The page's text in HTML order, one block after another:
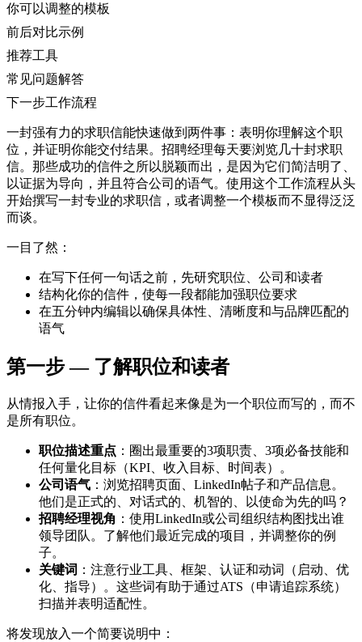
你可以调整的模板
前后对比示例
推荐工具
常见问题解答
下一步工作流程
一封强有力的求职信能快速做到两件事：表明你理解这个职
位，并证明你能交付结果。招聘经理每天要浏览几十封求职
信。那些成功的信件之所以脱颖而出，是因为它们简洁明了、
以证据为导向，并且符合公司的语气。使用这个工作流程从头
开始撰写一封专业的求职信，或者调整一个模板而不显得泛泛
而谈。
一目了然：
在写下任何一句话之前，先研究职位、公司和读者
结构化你的信件，使每一段都能加强职位要求
在五分钟内编辑以确保具体性、清晰度和与品牌匹配的
语气
第一步 — 了解职位和读者
从情报入手，让你的信件看起来像是为一个职位而写的，而不
是所有职位。
职位描述重点 ：圈出最重要的3项职责、3项必备技能和
任何量化目标（KPI、收入目标、时间表）。
公司语气 ：浏览招聘页面、LinkedIn帖子和产品信息。
他们是正式的、对话式的、机智的、以使命为先的吗？
招聘经理视角 ：使用LinkedIn或公司组织结构图找出谁
领导团队。了解他们最近完成的项目，并调整你的例
子。
关键词 ：注意行业工具、框架、认证和动词（启动、优
化、指导）。这些词有助于通过ATS（申请追踪系统）
扫描并表明适配性。
将发现放入一个简要说明中：